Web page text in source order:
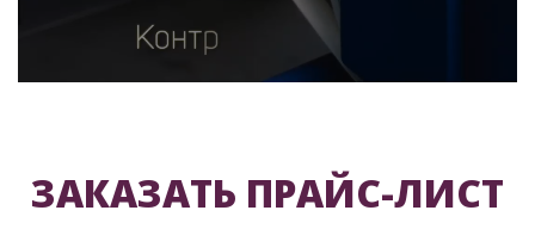
ЗАКАЗАТЬ ПРАЙС-ЛИСТ